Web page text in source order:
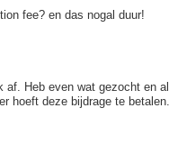
fee? en das nogal duur!
af. Heb even wat gezocht en
hoeft deze bijdrage te